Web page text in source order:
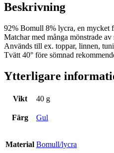
Beskrivning
92% Bomull 8% lycra, en
Matchar med många mönstrade av
Används till ex. toppar, linnen,
Tvätt 40° före sömnad
Ytterligare
Vikt 40 g
Färg Gul
Material Bomull/lycra